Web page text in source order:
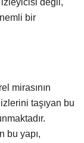
bir
mirasının
taşıyan bu
bu yapı,